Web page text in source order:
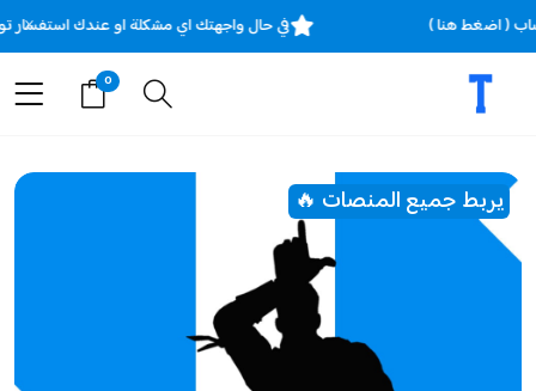
× في حال واجهتك اي مشكلة او عندك ( اضغط هنا )
0
يربط جميع المنصات 🔥